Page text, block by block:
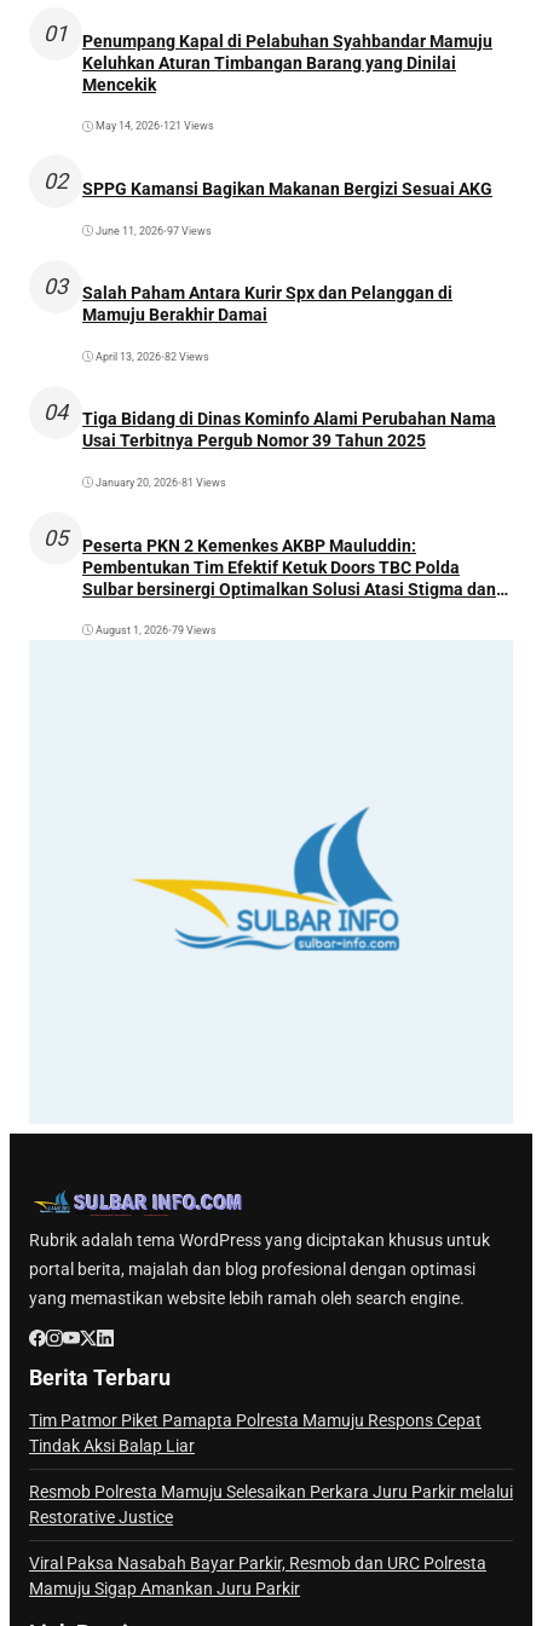
01
Penumpang Kapal di Pelabuhan Syahbandar Mamuju
Keluhkan Aturan Timbangan Barang yang Dinilai
Mencekik
May 14, 2026•121 Views
02 SPPG Kamansi Bagikan Makanan Bergizi Sesuai AKG
June 11, 2026•97 Views
03
Salah Paham Antara Kurir Spx dan Pelanggan di
Mamuju Berakhir Damai
April 13, 2026•82 Views
04
Tiga Bidang di Dinas Kominfo Alami Perubahan Nama
Usai Terbitnya Pergub Nomor 39 Tahun 2025
January 20, 2026•81 Views
05
Peserta PKN 2 Kemenkes AKBP Mauluddin:
Pembentukan Tim Efektif Ketuk Doors TBC Polda
Sulbar bersinergi Optimalkan Solusi Atasi Stigma dan
August 1, 2026•79 Views
Rubrik adalah tema WordPress yang diciptakan khusus untuk
portal berita, majalah dan blog profesional dengan optimasi
yang memastikan website lebih ramah oleh search engine.
Berita Terbaru
Tim Patmor Piket Pamapta Polresta Mamuju Respons Cepat
Tindak Aksi Balap Liar
Resmob Polresta Mamuju Selesaikan Perkara Juru Parkir melalui
Restorative Justice
Viral Paksa Nasabah Bayar Parkir, Resmob dan URC Polresta
Mamuju Sigap Amankan Juru Parkir